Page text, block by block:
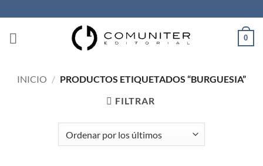
al
contenido
0
INICIO / PRODUCTOS ETIQUETADOS “BURGUESIA”
FILTRAR